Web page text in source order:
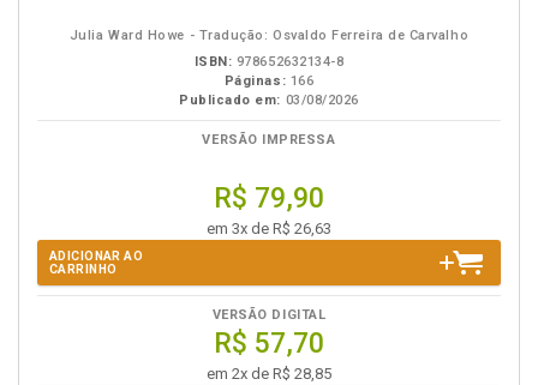
Julia Ward Howe - Tradução: Osvaldo Ferreira de Carvalho
ISBN: 978652632134-8
Páginas: 166
Publicado em: 03/08/2026
VERSÃO IMPRESSA
R$ 79,90
em 3x de R$ 26,63
ADICIONAR AO
CARRINHO
VERSÃO DIGITAL
R$ 57,70
em 2x de R$ 28,85